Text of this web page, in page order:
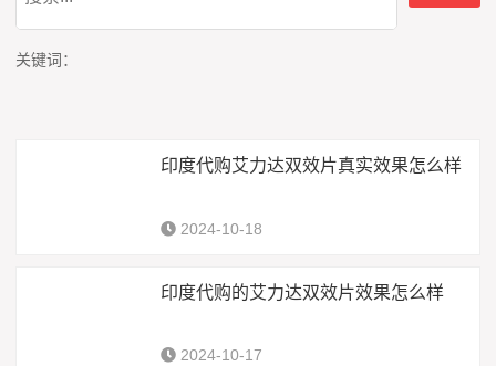
关键词：
印度代购艾力达双效片真实效果怎么样
2024-10-18
印度代购的艾力达双效片效果怎么样
2024-10-17